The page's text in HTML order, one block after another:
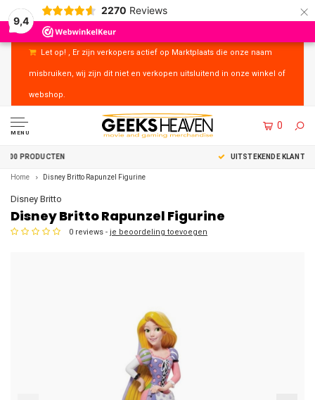
9,4
2270 Reviews ×
Let op! , Er zijn verkopers actief op Marktplaats die onze naam
misbruiken, wij zijn dit niet en verkopen uitsluitend in onze winkel of
webshop.
MENU
0
UITSTEKENDE KLANTENSERVICE
Home Disney Britto Rapunzel Figurine
Disney Britto
Disney Britto Rapunzel Figurine
0 reviews - je beoordeling toevoegen